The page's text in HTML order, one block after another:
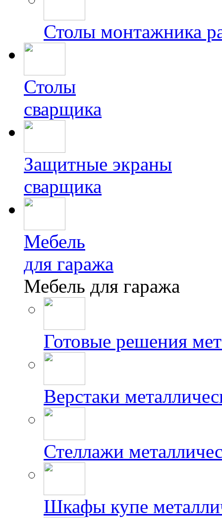
Столы монтажника
Столы
сварщика
Защитные экраны
сварщика
Мебель
для гаража
Мебель для гаража
Готовые решения
Верстаки
Стеллажи
Шкафы купе